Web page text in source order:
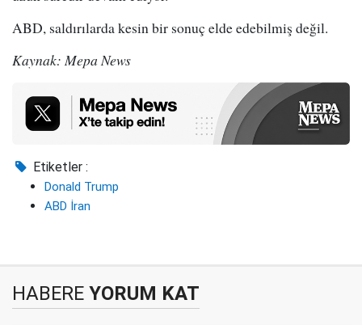
ABD, saldırılarda kesin bir sonuç elde edebilmiş değil.
Kaynak: Mepa News
Etiketler :
Donald Trump
ABD İran
HABERE YORUM KAT